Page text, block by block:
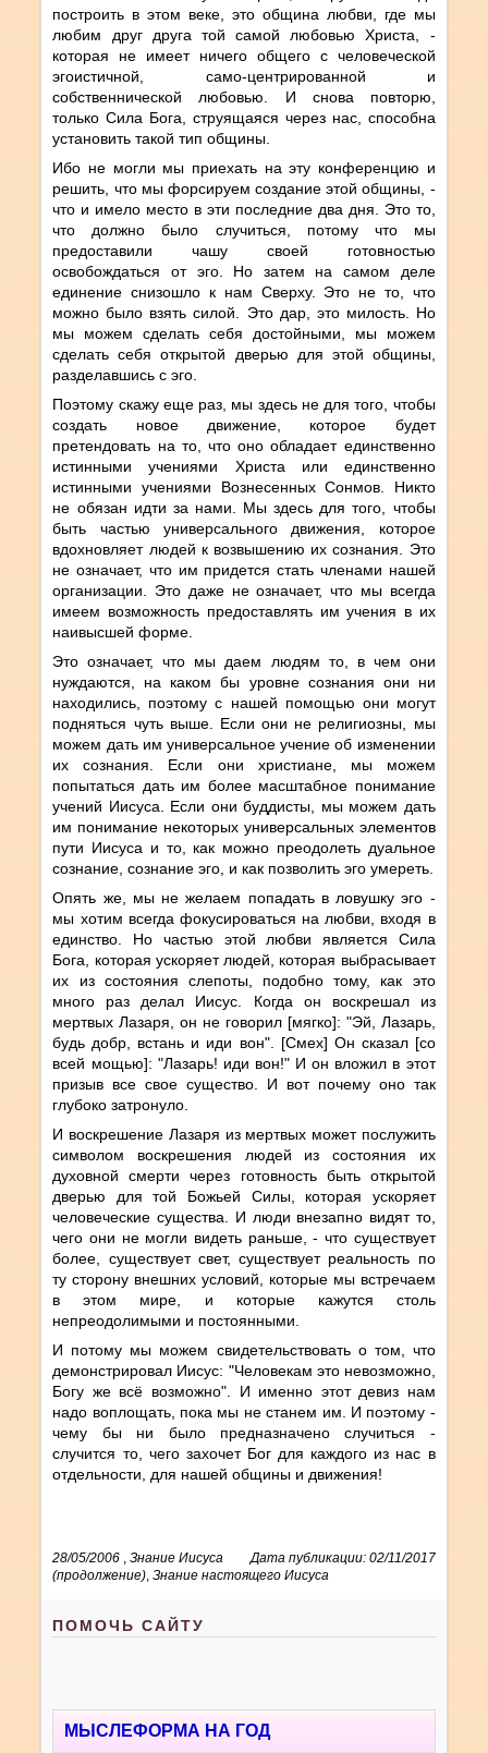
построить в этом веке, это община любви, где мы
любим друг друга той самой любовью Христа, -
которая не имеет ничего общего с человеческой
эгоистичной, само-центрированной и
собственнической любовью. И снова повторю,
только Сила Бога, струящаяся через нас, способна
установить такой тип общины.
Ибо не могли мы приехать на эту конференцию и
решить, что мы форсируем создание этой общины, -
что и имело место в эти последние два дня. Это то,
что должно было случиться, потому что мы
предоставили чашу своей готовностью
освобождаться от эго. Но затем на самом деле
единение снизошло к нам Сверху. Это не то, что
можно было взять силой. Это дар, это милость. Но
мы можем сделать себя достойными, мы можем
сделать себя открытой дверью для этой общины,
разделавшись с эго.
Поэтому скажу еще раз, мы здесь не для того, чтобы
создать новое движение, которое будет
претендовать на то, что оно обладает единственно
истинными учениями Христа или единственно
истинными учениями Вознесенных Сонмов. Никто
не обязан идти за нами. Мы здесь для того, чтобы
быть частью универсального движения, которое
вдохновляет людей к возвышению их сознания. Это
не означает, что им придется стать членами нашей
организации. Это даже не означает, что мы всегда
имеем возможность предоставлять им учения в их
наивысшей форме.
Это означает, что мы даем людям то, в чем они
нуждаются, на каком бы уровне сознания они ни
находились, поэтому с нашей помощью они могут
подняться чуть выше. Если они не религиозны, мы
можем дать им универсальное учение об изменении
их сознания. Если они христиане, мы можем
попытаться дать им более масштабное понимание
учений Иисуса. Если они буддисты, мы можем дать
им понимание некоторых универсальных элементов
пути Иисуса и то, как можно преодолеть дуальное
сознание, сознание эго, и как позволить эго умереть.
Опять же, мы не желаем попадать в ловушку эго -
мы хотим всегда фокусироваться на любви, входя в
единство. Но частью этой любви является Сила
Бога, которая ускоряет людей, которая выбрасывает
их из состояния слепоты, подобно тому, как это
много раз делал Иисус. Когда он воскрешал из
мертвых Лазаря, он не говорил [мягко]: "Эй, Лазарь,
будь добр, встань и иди вон". [Смех] Он сказал [со
всей мощью]: "Лазарь! иди вон!" И он вложил в этот
призыв все свое существо. И вот почему оно так
глубоко затронуло.
И воскрешение Лазаря из мертвых может послужить
символом воскрешения людей из состояния их
духовной смерти через готовность быть открытой
дверью для той Божьей Силы, которая ускоряет
человеческие существа. И люди внезапно видят то,
чего они не могли видеть раньше, - что существует
более, существует свет, существует реальность по
ту сторону внешних условий, которые мы встречаем
в этом мире, и которые кажутся столь
непреодолимыми и постоянными.
И потому мы можем свидетельствовать о том, что
демонстрировал Иисус: "Человекам это невозможно,
Богу же всё возможно". И именно этот девиз нам
надо воплощать, пока мы не станем им. И поэтому -
чему бы ни было предназначено случиться -
случится то, чего захочет Бог для каждого из нас в
отдельности, для нашей общины и движения!
28/05/2006 Дата публикации: 02/11/2017
,Знание Иисуса
(продолжение) ,Знание настоящего Иисуса
ПОМОЧЬ САЙТУ
МЫСЛЕФОРМА НА ГОД